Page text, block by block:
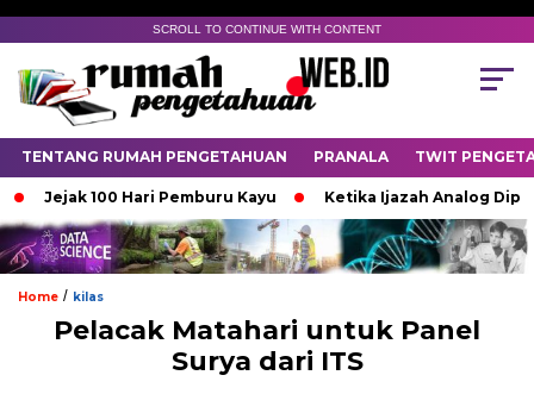
SCROLL TO CONTINUE WITH CONTENT
TENTANG RUMAH PENGETAHUAN PRANALA TWIT
Jejak 100 Hari Pemburu Kayu Ketika Ijazah Analog
Home / kilas
Pelacak Matahari untuk Panel
Surya dari ITS